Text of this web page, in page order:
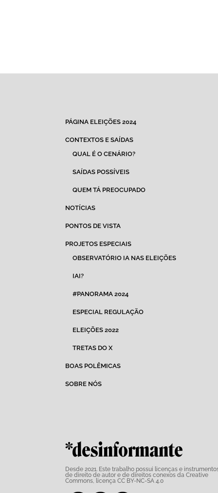
PÁGINA ELEIÇÕES 2024
CONTEXTOS E SAÍDAS
QUAL É O CENÁRIO?
SAÍDAS POSSÍVEIS
QUEM TÁ PREOCUPADO
NOTÍCIAS
PONTOS DE VISTA
PROJETOS ESPECIAIS
OBSERVATÓRIO IA NAS ELEIÇÕES
IAI?
#PANORAMA 2024
ESPECIAL REGULAÇÃO
ELEIÇÕES 2022
TRETAS DO X
BOAS POLÊMICAS
SOBRE NÓS
*desinformante
Desde 2021. Este trabalho possui licenças e
de direito de autor e de direitos conexos da Creative
Commons,
licença CC BY-NC-SA 4.0